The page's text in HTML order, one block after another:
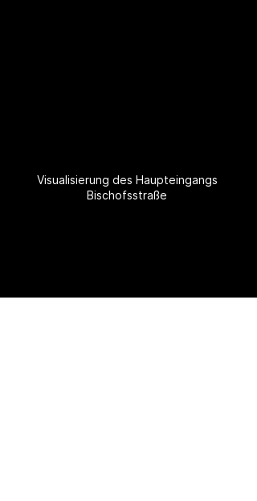
Visualisierung des Haupteingangs
Bischofsstraße